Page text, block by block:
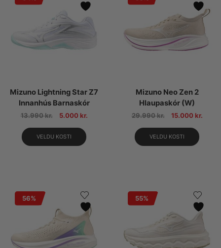
Mizuno Lightning Star Z7
Innanhús Barnaskór
13.990kr. 5.000 kr.
VELDU KOSTI
Mizuno Neo Zen 2
Hlaupaskór (W)
29.990kr. 15.000 kr.
VELDU KOSTI
56% 55%